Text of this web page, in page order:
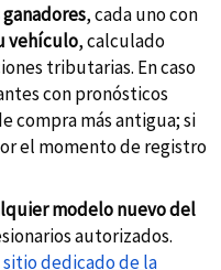
, cada uno con
vehículo, calculado
tributarias. En caso
con pronósticos
compra más antigua; si
el momento de registro
modelo nuevo del
autorizados.
sitio dedicado de la